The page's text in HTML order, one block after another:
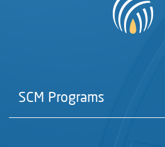
SCM Programs